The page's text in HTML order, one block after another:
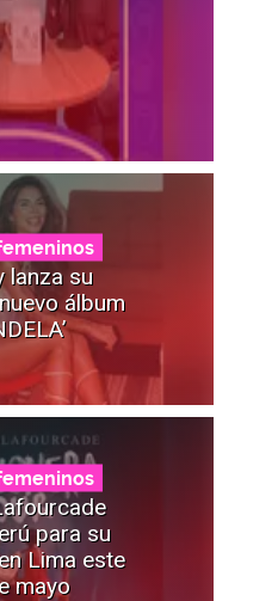
lanza su
álbum
para su
Lima este
mayo